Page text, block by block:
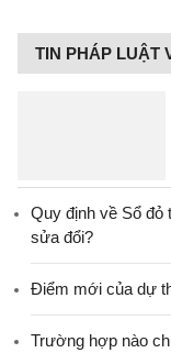
TIN PHÁP LUẬT
Quy định về Sổ đỏ
sửa đổi?
Điểm mới của dự
Trường hợp nào